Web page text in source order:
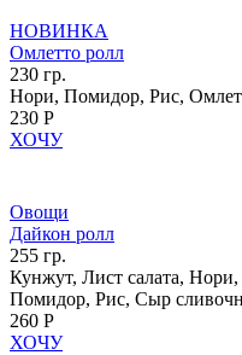
НОВИНКА
Омлетто ролл
230 гр.
Нори, Помидор, Рис,
230 Р
ХОЧУ
Овощи
Дайкон ролл
255 гр.
Кунжут, Лист салата,
Помидор, Рис, Сыр
260 Р
ХОЧУ